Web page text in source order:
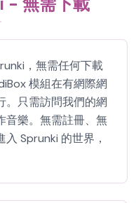
，無需任何下載
模組在有網際網
。只需訪問我們的網
音樂。無需註冊、無
Sprunki 的世界，